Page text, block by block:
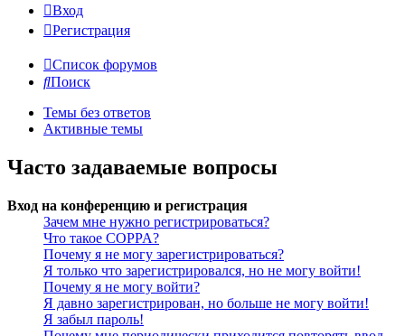
Вход
Регистрация
Список форумов
Поиск
Темы без ответов
Активные темы
Часто задаваемые вопросы
Вход на конференцию и регистрация
Зачем мне нужно регистрироваться?
Что такое COPPA?
Почему я не могу зарегистрироваться?
Я только что зарегистрировался, но не могу войти!
Почему я не могу войти?
Я давно зарегистрирован, но больше не могу войти!
Я забыл пароль!